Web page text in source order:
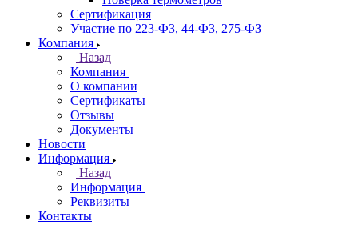
Сертификация
Участие по 223-ФЗ, 44-ФЗ, 275-ФЗ
Компания
Назад
Компания
О компании
Сертификаты
Отзывы
Документы
Новости
Информация
Назад
Информация
Реквизиты
Контакты